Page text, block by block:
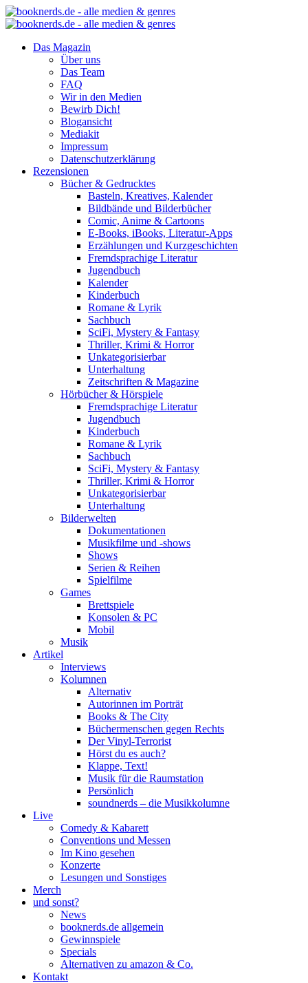
Das Magazin
Über uns
Das Team
FAQ
Wir in den Medien
Bewirb Dich!
Blogansicht
Mediakit
Impressum
Datenschutzerklärung
Rezensionen
Bücher & Gedrucktes
Basteln, Kreatives, Kalender
Bildbände und Bilderbücher
Comic, Anime & Cartoons
E-Books, iBooks, Literatur-Apps
Erzählungen und Kurzgeschichten
Fremdsprachige Literatur
Jugendbuch
Kalender
Kinderbuch
Romane & Lyrik
Sachbuch
SciFi, Mystery & Fantasy
Thriller, Krimi & Horror
Unkategorisierbar
Unterhaltung
Zeitschriften & Magazine
Hörbücher & Hörspiele
Fremdsprachige Literatur
Jugendbuch
Kinderbuch
Romane & Lyrik
Sachbuch
SciFi, Mystery & Fantasy
Thriller, Krimi & Horror
Unkategorisierbar
Unterhaltung
Bilderwelten
Dokumentationen
Musikfilme und -shows
Shows
Serien & Reihen
Spielfilme
Games
Brettspiele
Konsolen & PC
Mobil
Musik
Artikel
Interviews
Kolumnen
Alternativ
Autorinnen im Porträt
Books & The City
Büchermenschen gegen Rechts
Der Vinyl-Terrorist
Hörst du es auch?
Klappe, Text!
Musik für die Raumstation
Persönlich
soundnerds – die Musikkolumne
Live
Comedy & Kabarett
Conventions und Messen
Im Kino gesehen
Konzerte
Lesungen und Sonstiges
Merch
und sonst?
News
booknerds.de allgemein
Gewinnspiele
Specials
Alternativen zu amazon & Co.
Kontakt